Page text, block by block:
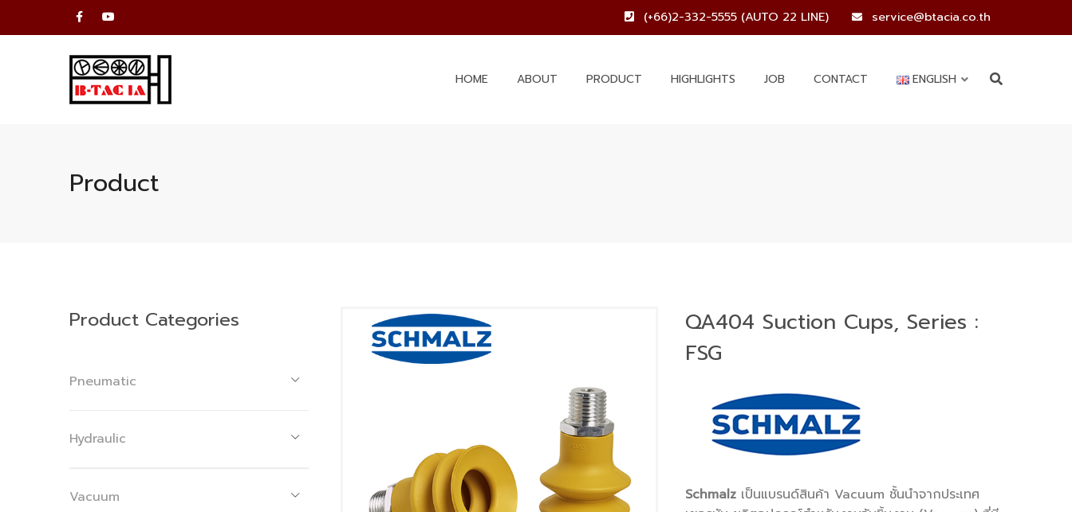
(+66)2-332-5555 (AUTO 22 LINE) service@btacia.co.th
HOME ABOUT PRODUCT HIGHLIGHTS JOB CONTACT ENGLISH
Product
QA404 Suction Cups, Series :
FSG
Schmalzเป็นแบรนด์สินค้า Vacuum ชั้นนำจากประเทศ
Product Categories
Pneumatic
Hydraulic
Vacuum